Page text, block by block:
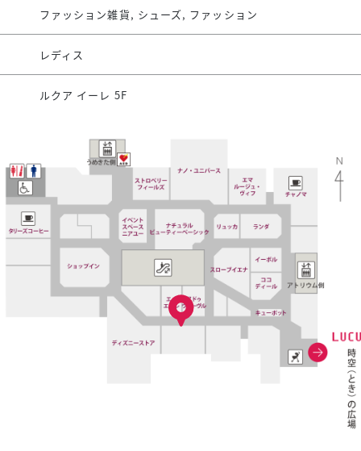
ファッション雑貨, シューズ, ファッション
レディス
ルクア イーレ 5F